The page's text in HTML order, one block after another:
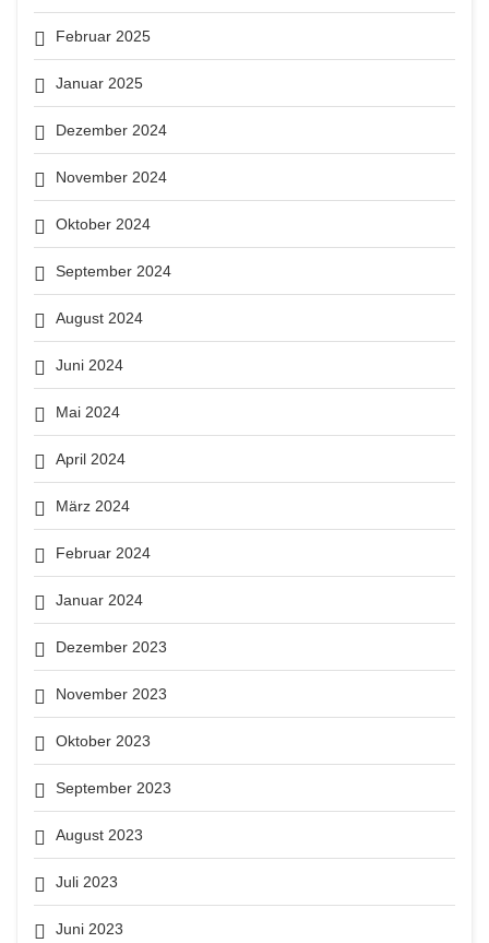
Februar 2025
Januar 2025
Dezember 2024
November 2024
Oktober 2024
September 2024
August 2024
Juni 2024
Mai 2024
April 2024
März 2024
Februar 2024
Januar 2024
Dezember 2023
November 2023
Oktober 2023
September 2023
August 2023
Juli 2023
Juni 2023